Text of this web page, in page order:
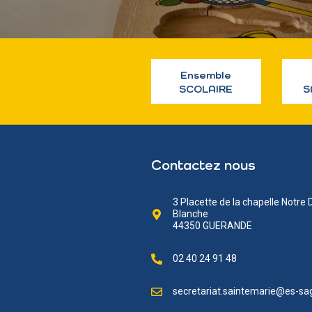
Ensemble
SCOLAIRE
Contactez nous
3 Placette de la chapelle Notre
Blanche
44350 GUERANDE
02 40 24 91 48
secretariat.saintemarie@es-